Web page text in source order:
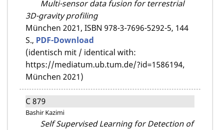
Multi-sensor data fusion for terrestrial
3D-gravity profiling
München 2021, ISBN 978-3-7696-5292-5, 144
S., PDF-Download
(identisch mit / identical with:
https://mediatum.ub.tum.de/?id=1586194,
München 2021)
C 879
Bashir Kazimi
Self Supervised Learning for Detection of